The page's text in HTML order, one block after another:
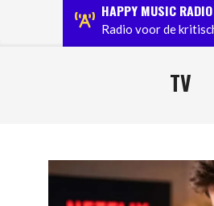
HAPPY MUSIC RADIO
Radio voor de
TV